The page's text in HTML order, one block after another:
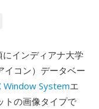
インディアナ大学
コン）データベー
Window Systemエ
トの画像タイプで